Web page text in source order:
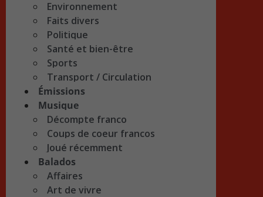
Environnement
Faits divers
Politique
Santé et bien-être
Sports
Transport / Circulation
Émissions
Musique
Décompte franco
Coups de coeur francos
Joué récemment
Balados
Affaires
Art de vivre